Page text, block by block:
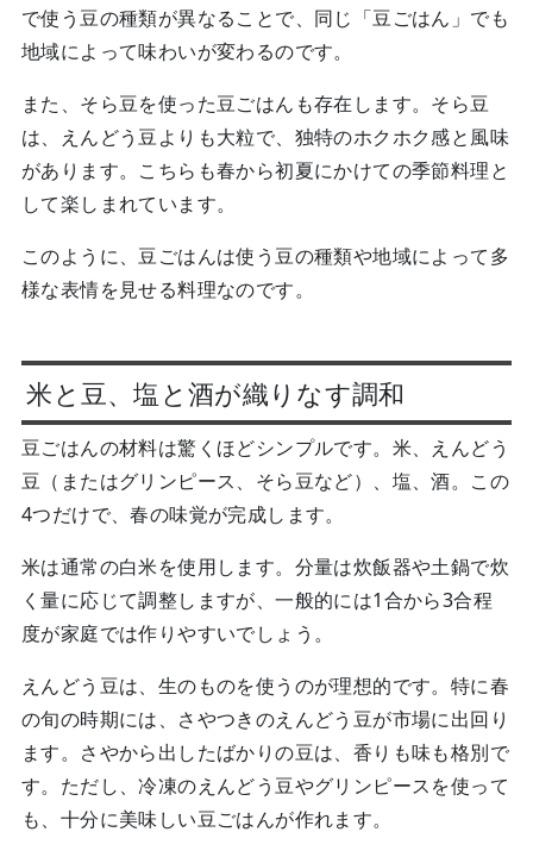
で使う豆の種類が異なることで、同じ「豆ごはん」でも
地域によって味わいが変わるのです。
また、そら豆を使った豆ごはんも存在します。そら豆
は、えんどう豆よりも大粒で、独特のホクホク感と風味
があります。こちらも春から初夏にかけての季節料理と
して楽しまれています。
このように、豆ごはんは使う豆の種類や地域によって多
様な表情を見せる料理なのです。
米と豆、塩と酒が織りなす調和
豆ごはんの材料は驚くほどシンプルです。米、えんどう
豆（またはグリンピース、そら豆など）、塩、酒。この
4つだけで、春の味覚が完成します。
米は通常の白米を使用します。分量は炊飯器や土鍋で炊
く量に応じて調整しますが、一般的には1合から3合程
度が家庭では作りやすいでしょう。
えんどう豆は、生のものを使うのが理想的です。特に春
の旬の時期には、さやつきのえんどう豆が市場に出回り
ます。さやから出したばかりの豆は、香りも味も格別で
す。ただし、冷凍のえんどう豆やグリンピースを使って
も、十分に美味しい豆ごはんが作れます。